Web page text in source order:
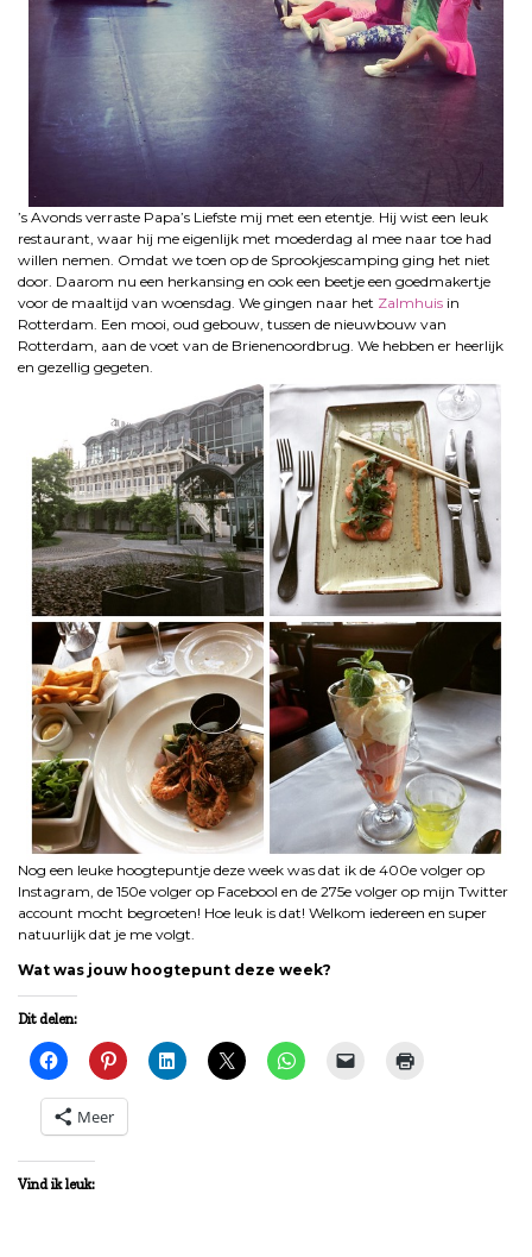
’s Avonds verraste Papa’s Liefste mij met een etentje. Hij wist een leuk
restaurant, waar hij me eigenlijk met moederdag al mee naar toe had
willen nemen. Omdat we toen op de Sprookjescamping ging het niet
door. Daarom nu een herkansing en ook een beetje een goedmakertje
voor de maaltijd van woensdag. We gingen naar het Zalmhuis in
Rotterdam. Een mooi, oud gebouw, tussen de nieuwbouw van
Rotterdam, aan de voet van de Brienenoordbrug. We hebben er heerlijk
en gezellig gegeten.
Nog een leuke hoogtepuntje deze week was dat ik de 400e volger op
Instagram, de 150e volger op Facebool en de 275e volger op mijn Twitter
account mocht begroeten! Hoe leuk is dat! Welkom iedereen en super
natuurlijk dat je me volgt.
Wat was jouw hoogtepunt deze week?
Dit delen:
Meer
Vind ik leuk: